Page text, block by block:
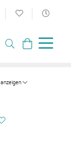
anzeigen